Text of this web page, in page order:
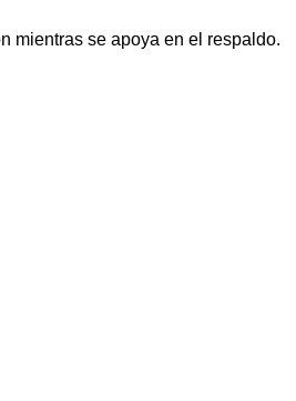
mientras se apoya en el respaldo.